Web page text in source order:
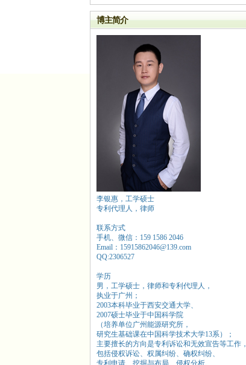
博主简介
李银惠，工学硕士
专利代理人，律师
联系方式
手机、微信：159 1586 2046
Email：15915862046@139.com
QQ:2306527
学历
男，工学硕士，律师和专利代理人，
执业于广州；
2003本科毕业于西安交通大学、
2007硕士毕业于中国科学院
（培养单位广州能源研究所，
研究生基础课在中国科学技术大学13系）；
主要擅长的方向是专利诉讼和无效宣告等工作，
包括侵权诉讼、权属纠纷、确权纠纷、
专利申请、挖掘与布局、侵权分析、